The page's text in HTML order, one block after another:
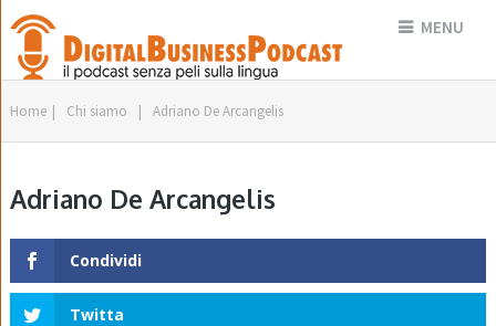
MENU
Home | Chi siamo | Adriano De Arcangelis
Adriano De Arcangelis
Condividi
Twitta